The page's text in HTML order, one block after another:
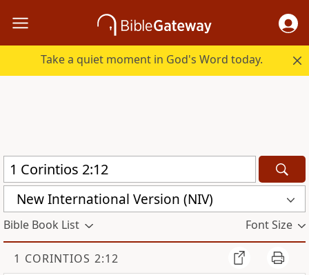
Take a quiet moment in God's Word today.
New International Version (NIV)
Bible Book List Font Size
1 CORINTIOS 2:12